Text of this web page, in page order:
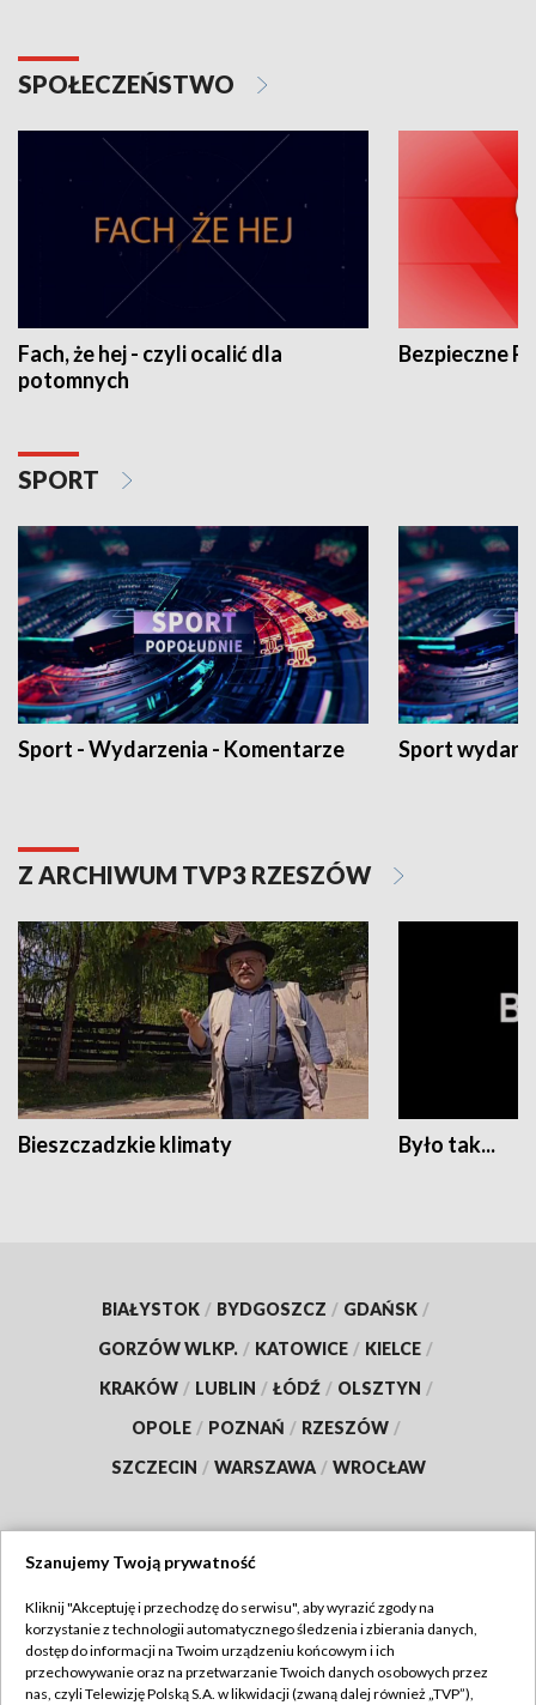
SPOŁECZEŃSTWO
Fach, że hej - czyli ocalić dla
potomnych
Bezpieczne
SPORT
Sport - Wydarzenia - Komentarze Sport
Z ARCHIWUM TVP3 RZESZÓW
Bieszczadzkie klimaty Było tak...
BIAŁYSTOK / BYDGOSZCZ / GDAŃSK /
GORZÓW WLKP. / KATOWICE / KIELCE /
KRAKÓW / LUBLIN / ŁÓDŹ / OLSZTYN /
OPOLE / POZNAŃ / RZESZÓW /
SZCZECIN / WARSZAWA / WROCŁAW
TVP
Abonament TVP
Regulamin TVP
Szanujemy Twoją prywatność
Kliknij "Akceptuję i przechodzę do serwisu", aby wyrazić zgody na
korzystanie z technologii automatycznego śledzenia i zbierania danych,
dostęp do informacji na Twoim urządzeniu końcowym i ich
przechowywanie oraz na przetwarzanie Twoich danych osobowych przez
nas, czyli Telewizję Polską S.A. w likwidacji (zwaną dalej również „TVP”),